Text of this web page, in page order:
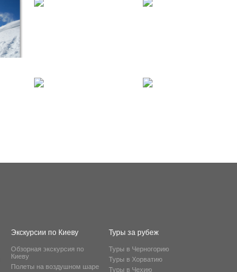
Экскурсии по Киеву
Обзорная экскурсия по
Киеву
Полеты на воздушном шаре
Туры за рубеж
Туры в Черногорию
Туры в Хорватию
Туры в Чехию